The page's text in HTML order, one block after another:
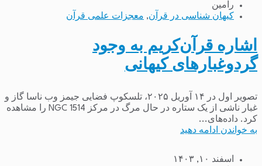
رامین
کیهان شناسی در قرآن, معجزات علمی قرآن
اشاره قرآن‌کریم به وجود
گردوغبارهای‌ کیهانی
تصویر اول در ۱۴ آوریل ۲۰۲۵، تلسکوپ فضایی جیمز وب ناسا گاز و
غبار ناشی از یک ستاره در حال مرگ در مرکز NGC 1514 را مشاهده
کرد. داده‌های...
به خواندن ادامه دهید
اسفند ۱۰, ۱۴۰۳